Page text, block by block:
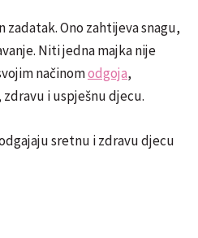
zadatak. Ono zahtijeva snagu,
Niti jedna majka nije
načinomodgoja,
i uspješnu djecu.
sretnu i zdravu djecu